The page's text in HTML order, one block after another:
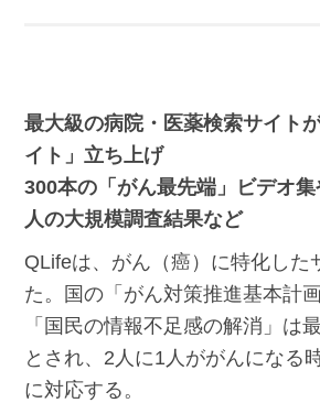
最大級の病院・医薬検索サイト
イト」立ち上げ
300本の「がん最先端」ビデオ
人の大規模調査結果など
QLifeは、がん（癌）に特化した
た。国の「がん対策推進基本計
「国民の情報不足感の解消」は
とされ、2人に1人ががんになる
に対応する。